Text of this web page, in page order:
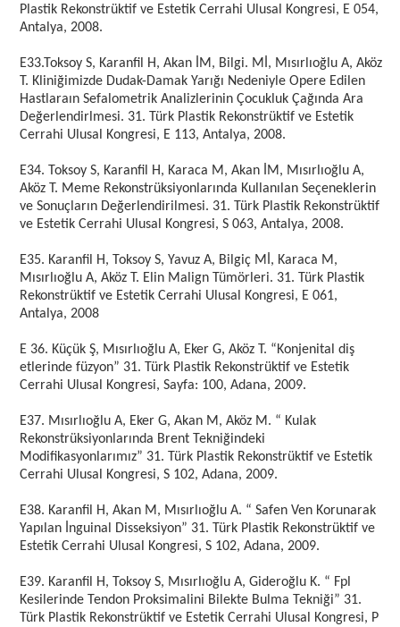
Plastik Rekonstrüktif ve Estetik Cerrahi Ulusal Kongresi, E 054,
Antalya, 2008.
E33.Toksoy S, Karanfil H, Akan İM, Bilgi. Mİ, Mısırlıoğlu A, Aköz
T. Kliniğimizde Dudak-Damak Yarığı Nedeniyle Opere Edilen
Hastlaraın Sefalometrik Analizlerinin Çocukluk Çağında Ara
Değerlendirlmesi. 31. Türk Plastik Rekonstrüktif ve Estetik
Cerrahi Ulusal Kongresi, E 113, Antalya, 2008.
E34. Toksoy S, Karanfil H, Karaca M, Akan İM, Mısırlıoğlu A,
Aköz T. Meme Rekonstrüksiyonlarında Kullanılan Seçeneklerin
ve Sonuçların Değerlendirilmesi. 31. Türk Plastik Rekonstrüktif
ve Estetik Cerrahi Ulusal Kongresi, S 063, Antalya, 2008.
E35. Karanfil H, Toksoy S, Yavuz A, Bilgiç Mİ, Karaca M,
Mısırlıoğlu A, Aköz T. Elin Malign Tümörleri. 31. Türk Plastik
Rekonstrüktif ve Estetik Cerrahi Ulusal Kongresi, E 061,
Antalya, 2008
E 36. Küçük Ş, Mısırlıoğlu A, Eker G, Aköz T. “Konjenital diş
etlerinde füzyon” 31. Türk Plastik Rekonstrüktif ve Estetik
Cerrahi Ulusal Kongresi, Sayfa: 100, Adana, 2009.
E37. Mısırlıoğlu A, Eker G, Akan M, Aköz M. “ Kulak
Rekonstrüksiyonlarında Brent Tekniğindeki
Modifikasyonlarımız” 31. Türk Plastik Rekonstrüktif ve Estetik
Cerrahi Ulusal Kongresi, S 102, Adana, 2009.
E38. Karanfil H, Akan M, Mısırlıoğlu A. “ Safen Ven Korunarak
Yapılan İnguinal Disseksiyon” 31. Türk Plastik Rekonstrüktif ve
Estetik Cerrahi Ulusal Kongresi, S 102, Adana, 2009.
E39. Karanfil H, Toksoy S, Mısırlıoğlu A, Gideroğlu K. “ Fpl
Kesilerinde Tendon Proksimalini Bilekte Bulma Tekniği” 31.
Türk Plastik Rekonstrüktif ve Estetik Cerrahi Ulusal Kongresi, P